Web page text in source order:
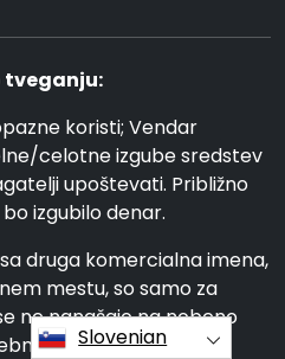
tveganju:
koristi; Vendar
celotne izgube sredstev
upoštevati. Približno
izgubilo denar.
druga komercialna imena,
mestu, so samo za
ne nanašajo na nobeno
ponudnike storitev.
Slovenian